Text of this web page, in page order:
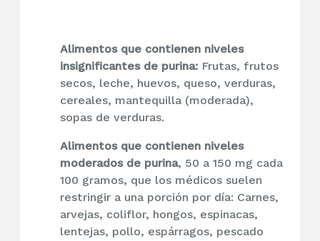
Alimentos que contienen niveles
insignificantes de purina: Frutas, frutos
secos, leche, huevos, queso, verduras,
cereales, mantequilla (moderada),
sopas de verduras.
Alimentos que contienen niveles
moderados de purina, 50 a 150 mg cada
100 gramos, que los médicos suelen
restringir a una porción por día: Carnes,
arvejas, coliflor, hongos, espinacas,
lentejas, pollo, espárragos, pescado